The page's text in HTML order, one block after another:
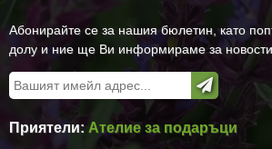
Абонирайте се за нашия бюлетин, като
долу и ние ще Ви информираме за
Приятели: Ателие за подаръци